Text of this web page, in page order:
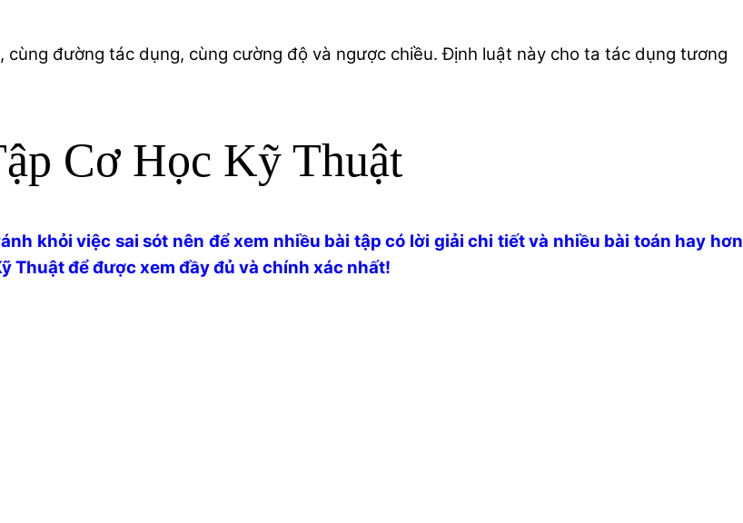
đường tác dụng, cùng cường độ và ngược chiều. Định luật này cho ta tác dụng tương
Cơ Học Kỹ Thuật
khỏi việc sai sót nên để xem nhiều bài tập có lời giải chi tiết và nhiều bài toán hay hơn
Thuật để được xem đầy đủ và chính xác nhất!